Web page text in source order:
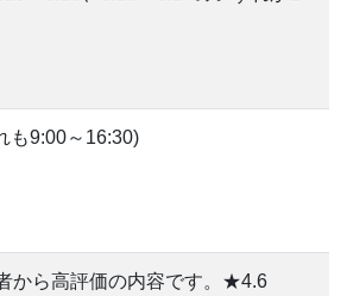
も9:00～16:30)
から高評価の内容です。★4.6